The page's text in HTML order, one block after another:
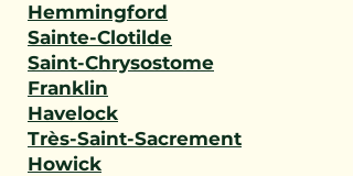
Hemmingford
Sainte-Clotilde
Saint-Chrysostome
Franklin
Havelock
Très-Saint-Sacrement
Howick